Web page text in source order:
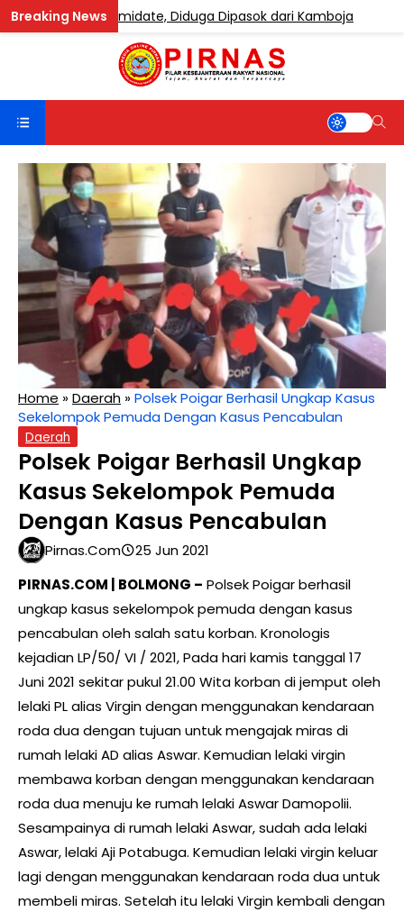
Etomidate, Diduga Dipasok dari Kamboja
Home »Daerah »Polsek Poigar Berhasil Ungkap Kasus
Sekelompok Pemuda Dengan Kasus Pencabulan
Daerah
Polsek Poigar Berhasil Ungkap
Kasus Sekelompok Pemuda
Dengan Kasus Pencabulan
Pirnas.com
25 Jun 2021
PIRNAS.COM | BOLMONG – Polsek Poigar berhasil
ungkap kasus sekelompok pemuda dengan kasus
pencabulan oleh salah satu korban. Kronologis
kejadian LP/50/ VI / 2021, Pada hari kamis tanggal 17
Juni 2021 sekitar pukul 21.00 Wita korban di jemput oleh
lelaki PL alias Virgin dengan menggunakan kendaraan
roda dua dengan tujuan untuk mengajak miras di
rumah lelaki AD alias Aswar. Kemudian lelaki virgin
membawa korban dengan menggunakan kendaraan
roda dua menuju ke rumah lelaki Aswar Damopolii.
Sesampainya di rumah lelaki Aswar, sudah ada lelaki
Aswar, lelaki Aji Potabuga. Kemudian lelaki virgin keluar
lagi dengan menggunakan kendaraan roda dua untuk
membeli miras. Setelah itu lelaki Virgin kembali dengan